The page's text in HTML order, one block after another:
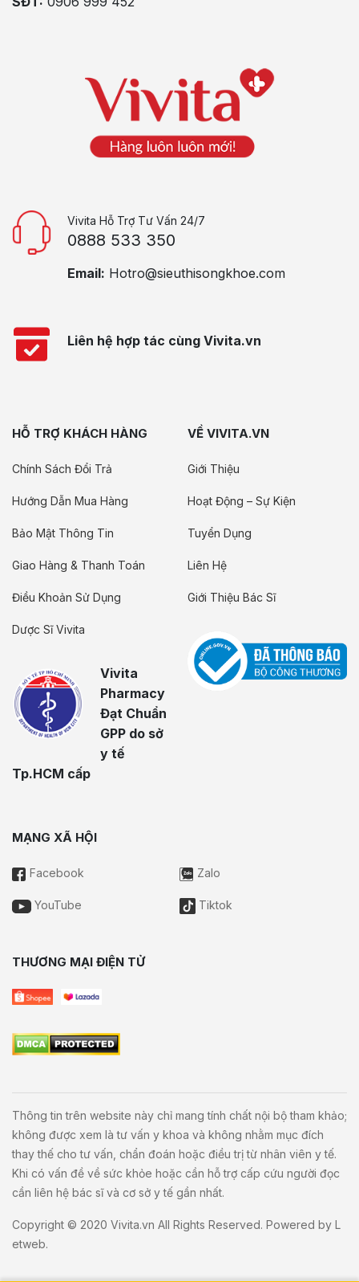
Vivita Hỗ Trợ Tư Vấn 24/7
0888 533 350
Email: Hotro@sieuthisongkhoe.com
Liên hệ hợp tác cùng Vivita.vn
HỖ TRỢ KHÁCH HÀNG
Chính Sách Đổi Trả
Hướng Dẫn Mua Hàng
Bảo Mật Thông Tin
Giao Hàng & Thanh Toán
Điều Khoản Sử Dụng
Dược Sĩ Vivita
Vivita
Pharmacy
Đạt Chuẩn
GPP do sở
y tế
Tp.HCM cấp
VỀ VIVITA.VN
Giới Thiệu
Hoạt Động – Sự Kiện
Tuyển Dụng
Liên Hệ
Giới Thiệu Bác Sĩ
MẠNG XÃ HỘI
Facebook Zalo
YouTube Tiktok
THƯƠNG MẠI ĐIỆN TỬ
Thông tin trên website này chỉ mang tính chất nội bộ tham khảo;
không được xem là tư vấn y khoa và không nhằm mục đích
thay thế cho tư vấn, chẩn đoán hoặc điều trị từ nhân viên y tế.
Khi có vấn đề về sức khỏe hoặc cần hỗ trợ cấp cứu người đọc
cần liên hệ bác sĩ và cơ sở y tế gần nhất.
Copyright © 2020 Vivita.vn All Rights Reserved. Powered by L
etweb.